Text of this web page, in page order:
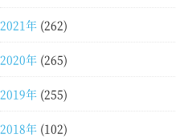
2021年 (262)
2020年 (265)
2019年 (255)
2018年 (102)